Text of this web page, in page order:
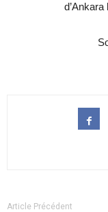
Article Précédent